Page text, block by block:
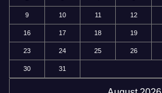
9 10 11 12
16 17 18 19
23 24 25 26
30 31